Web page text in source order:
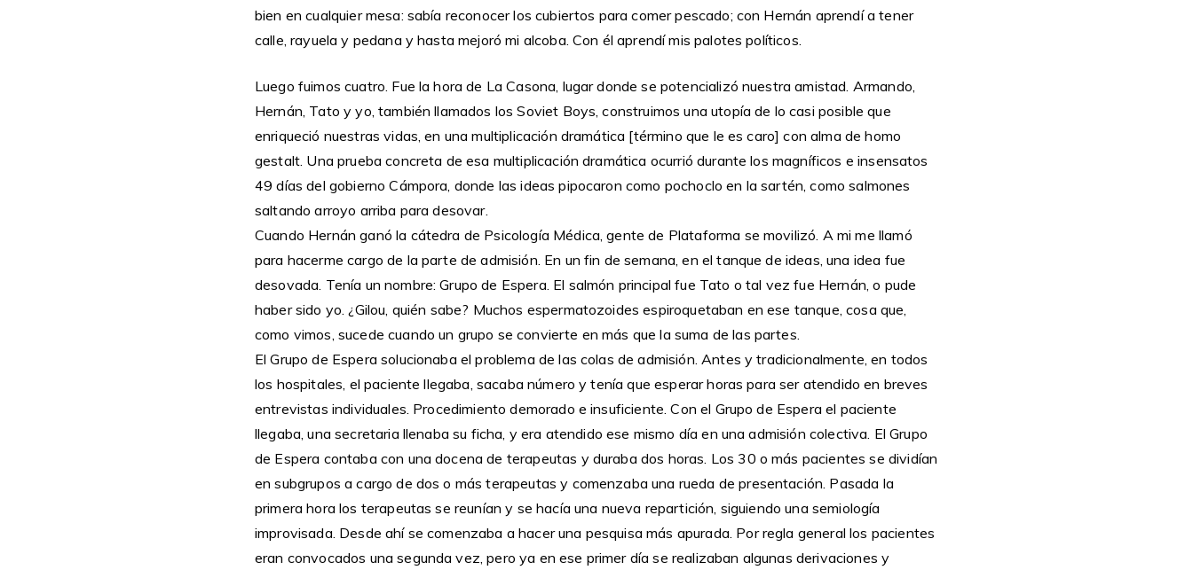
bien en cualquier mesa: sabía reconocer los cubiertos para comer pescado; con Hernán aprendí a tener
calle, rayuela y pedana y hasta mejoró mi alcoba. Con él aprendí mis palotes políticos.
Luego fuimos cuatro. Fue la hora de La Casona, lugar donde se potencializó nuestra amistad. Armando,
Hernán, Tato y yo, también llamados los Soviet Boys, construimos una utopía de lo casi posible que
enriqueció nuestras vidas, en una multiplicación dramática [término que le es caro] con alma de homo
gestalt. Una prueba concreta de esa multiplicación dramática ocurrió durante los magníficos e insensatos
49 días del gobierno Cámpora, donde las ideas pipocaron como pochoclo en la sartén, como salmones
saltando arroyo arriba para desovar.
Cuando Hernán ganó la cátedra de Psicología Médica, gente de Plataforma se movilizó. A mi me llamó
para hacerme cargo de la parte de admisión. En un fin de semana, en el tanque de ideas, una idea fue
desovada. Tenía un nombre: Grupo de Espera. El salmón principal fue Tato o tal vez fue Hernán, o pude
haber sido yo. ¿Gilou, quién sabe? Muchos espermatozoides espiroquetaban en ese tanque, cosa que,
como vimos, sucede cuando un grupo se convierte en más que la suma de las partes.
El Grupo de Espera solucionaba el problema de las colas de admisión. Antes y tradicionalmente, en todos
los hospitales, el paciente llegaba, sacaba número y tenía que esperar horas para ser atendido en breves
entrevistas individuales. Procedimiento demorado e insuficiente. Con el Grupo de Espera el paciente
llegaba, una secretaria llenaba su ficha, y era atendido ese mismo día en una admisión colectiva. El Grupo
de Espera contaba con una docena de terapeutas y duraba dos horas. Los 30 o más pacientes se dividían
en subgrupos a cargo de dos o más terapeutas y comenzaba una rueda de presentación. Pasada la
primera hora los terapeutas se reunían y se hacía una nueva repartición, siguiendo una semiología
improvisada. Desde ahí se comenzaba a hacer una pesquisa más apurada. Por regla general los pacientes
eran convocados una segunda vez, pero ya en ese primer día se realizaban algunas derivaciones y